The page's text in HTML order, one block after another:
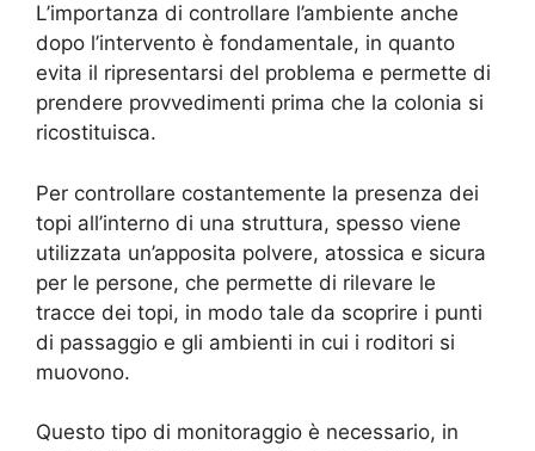
L’importanza di controllare l’ambiente anche
dopo l’intervento è fondamentale, in quanto
evita il ripresentarsi del problema e permette di
prendere provvedimenti prima che la colonia si
ricostituisca.
Per controllare costantemente la presenza dei
topi all’interno di una struttura, spesso viene
utilizzata un’apposita polvere, atossica e sicura
per le persone, che permette di rilevare le
tracce dei topi, in modo tale da scoprire i punti
di passaggio e gli ambienti in cui i roditori si
muovono.
Questo tipo di monitoraggio è necessario, in